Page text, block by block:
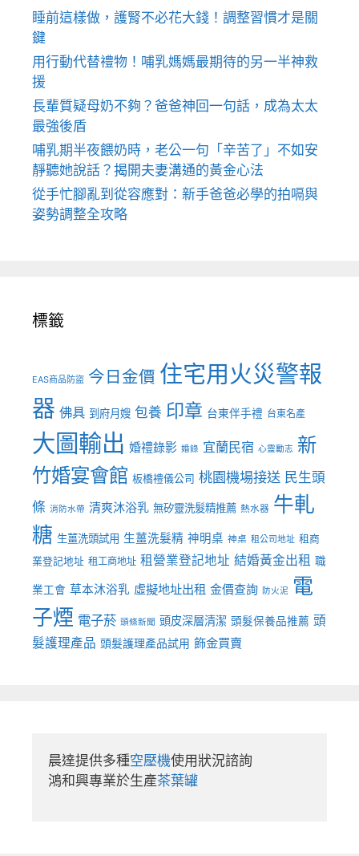
睡前這樣做，護腎不必花大錢！調整習慣才是關
鍵
用行動代替禮物！哺乳媽媽最期待的另一半神救
援
長輩質疑母奶不夠？爸爸神回一句話，成為太太
最強後盾
哺乳期半夜餵奶時，老公一句「辛苦了」不如安
靜聽她說話？揭開夫妻溝通的黃金心法
從手忙腳亂到從容應對：新手爸爸必學的拍嗝與
姿勢調整全攻略
標籤
EAS商品防盜 今日金價 住宅用火災警報
器 佛具 到府月嫂 包養 印章 台東伴手禮 台東名產
大圖輸出 婚禮錄影 婚錄 宜蘭民宿 心靈勵志 新
竹婚宴會館 板橋禮儀公司 桃園機場接送 民生頭
條 消防水帶 清爽沐浴乳 無矽靈洗髮精推薦 熱水器 牛軋
糖 生薑洗頭試用 生薑洗髮精 神明桌 神桌 租公司地址 租商
業登記地址 租工商地址 租營業登記地址 結婚黃金出租 職
業工會 草本沐浴乳 虛擬地址出租 金價查詢 防火泥 電
子煙 電子菸 頭條新聞 頭皮深層清潔 頭髮保養品推薦 頭
髮護理產品 頭髮護理產品試用 飾金買賣
晨達提供多種空壓機使用狀況諮詢
鴻和興專業於生產茶葉罐